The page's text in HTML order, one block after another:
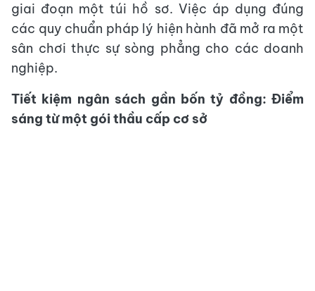
giai đoạn một túi hồ sơ. Việc áp dụng đúng
các quy chuẩn pháp lý hiện hành đã mở ra một
sân chơi thực sự sòng phẳng cho các doanh
nghiệp.
Tiết kiệm ngân sách gần bốn tỷ đồng: Điểm
sáng từ một gói thầu cấp cơ sở